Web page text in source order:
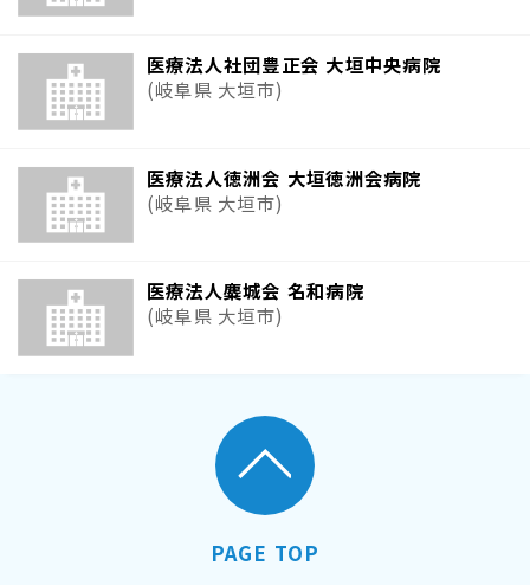
医療法人社団豊正会 大垣中央病院
(岐阜県 大垣市)
医療法人徳洲会 大垣徳洲会病院
(岐阜県 大垣市)
医療法人麋城会 名和病院
(岐阜県 大垣市)
PAGE TOP